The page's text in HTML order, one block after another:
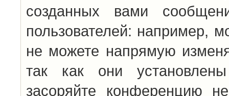
созданных вами
пользователей: например,
не можете напрямую
так как они
засоряйте конференцию